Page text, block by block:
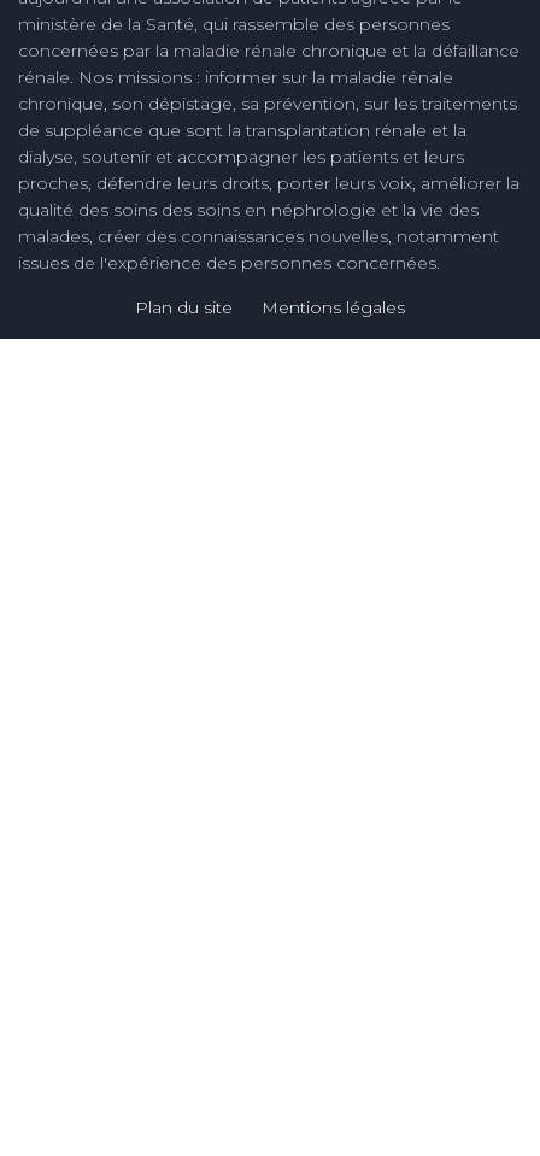
ministère de la Santé, qui rassemble des personnes
concernées par la maladie rénale chronique et la défaillance
rénale. Nos missions : informer sur la maladie rénale
chronique, son dépistage, sa prévention, sur les traitements
de suppléance que sont la transplantation rénale et la
dialyse, soutenir et accompagner les patients et leurs
proches, défendre leurs droits, porter leurs voix, améliorer la
qualité des soins des soins en néphrologie et la vie des
malades, créer des connaissances nouvelles, notamment
issues de l'expérience des personnes concernées.
Plan du site Mentions légales